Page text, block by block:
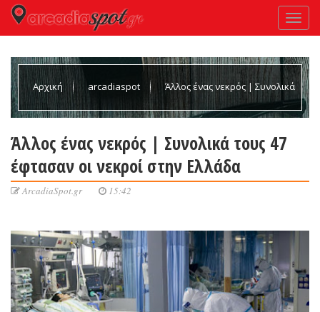
Αρχική arcadiaspot Άλλος ένας νεκρός | Συνολικά
Άλλος ένας νεκρός | Συνολικά τους 47
έφτασαν οι νεκροί στην Ελλάδα
ArcadiaSpot.gr 15:42